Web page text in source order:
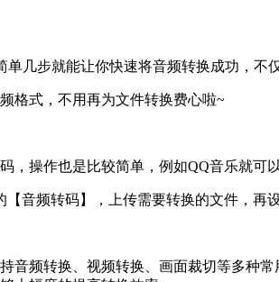
几步就能让你快速将音频转换成功，不
格式，不用再为文件转换费心啦~
，操作也是比较简单，例如QQ音乐就可
音频转码】，上传需要转换的文件，
音频转换、视频转换、画面裁切等多种